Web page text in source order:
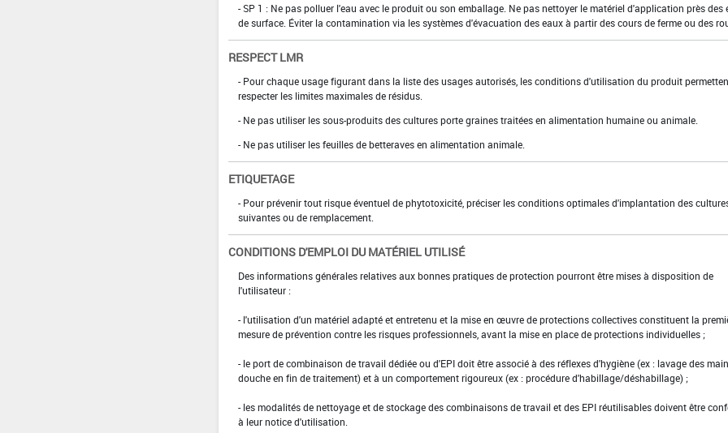
- SP 1 : Ne pas polluer l'eau avec le produit ou son emballage. Ne pas nettoyer le matériel d'application près des
de surface. Éviter la contamination via les systèmes d'évacuation des eaux à partir des cours de ferme ou des
RESPECT LMR
- Pour chaque usage figurant dans la liste des usages autorisés, les conditions d'utilisation du produit
respecter les limites maximales de résidus.
- Ne pas utiliser les sous-produits des cultures porte graines traitées en alimentation humaine ou animale.
- Ne pas utiliser les feuilles de betteraves en alimentation animale.
ETIQUETAGE
- Pour prévenir tout risque éventuel de phytotoxicité, préciser les conditions optimales d'implantation des
suivantes ou de remplacement.
CONDITIONS D'EMPLOI DU MATÉRIEL UTILISÉ
Des informations générales relatives aux bonnes pratiques de protection pourront être mises à disposition de
l'utilisateur :
- l'utilisation d'un matériel adapté et entretenu et la mise en œuvre de protections collectives constituent la
mesure de prévention contre les risques professionnels, avant la mise en place de protections individuelles ;
- le port de combinaison de travail dédiée ou d'EPI doit être associé à des réflexes d'hygiène (ex : lavage des
douche en fin de traitement) et à un comportement rigoureux (ex : procédure d'habillage/déshabillage) ;
- les modalités de nettoyage et de stockage des combinaisons de travail et des EPI réutilisables doivent être
à leur notice d'utilisation.